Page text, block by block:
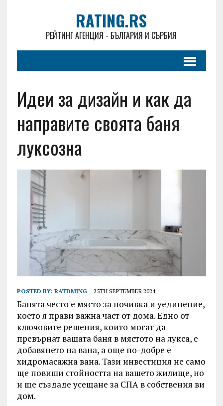
RATING.RS
РЕЙТИНГ АГЕНЦИЯ - БЪЛГАРИЯ И СЪРБИЯ
Идеи за дизайн и как да
направите своята баня
луксозна
POSTED BY: RATDMING 25TH SEPTEMBER 2024
Банята често е място за почивка и уединение,
което я прави важна част от дома. Едно от
ключовите решения, които могат да
превърнат вашата баня в мястото на лукса, е
добавянето на вана, а още по-добре е
хидромасажна вана. Тази инвестиция не само
ще повиши стойността на вашето жилище, но
и ще създаде усещане за СПА в собствения ви
дом.